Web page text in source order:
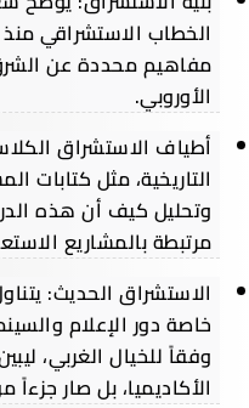
الخطاب الاستشراقي
مفاهيم محددة عن
الأوروبي.
أطياف الاستشراق
التاريخية، مثل كتابات
وتحليل كيف أن هذه
مرتبطة بالمشاريع
الاستشراق الحديث:
خاصة دور الإعلام
وفقاً للخيال الغربي،
الأكاديميا، بل صار